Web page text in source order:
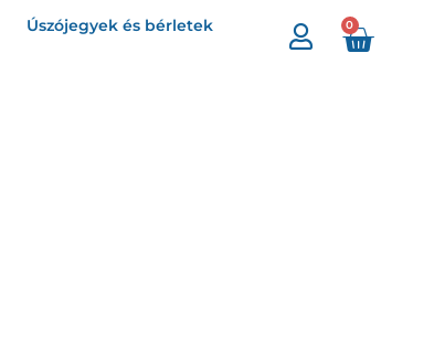
Úszójegyek és bérletek 0